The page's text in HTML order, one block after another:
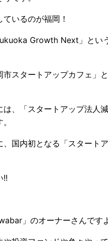
いるのが福岡！
Growth Next」とい
市スタートアップカフェ」
は、「スタートアップ法人
、国内初となる「スタート
!!
」のオーナーさんです